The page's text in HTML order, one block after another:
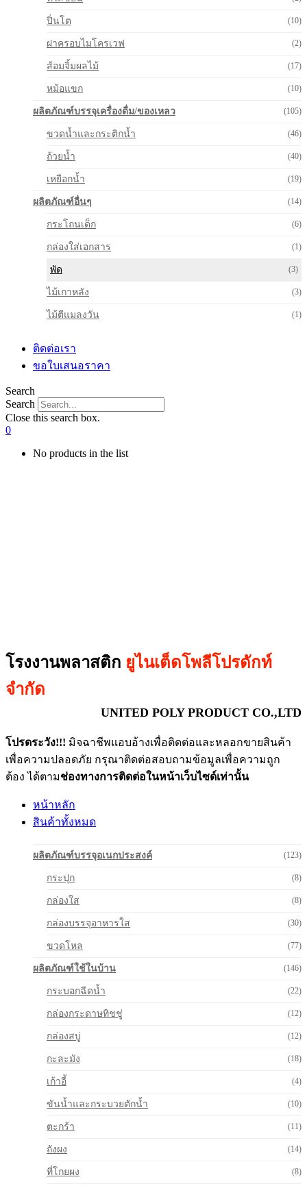
ปิ่นโต (10)
ฝาครอบไมโครเวฟ (2)
ส้อมจิ้มผลไม้ (17)
หม้อแขก (10)
ผลิตภัณฑ์บรรจุเครื่องดื่ม/ของเหลว (105)
ขวดน้ำและกระติกน้ำ (46)
ถ้วยน้ำ (40)
เหยือกน้ำ (19)
ผลิตภัณฑ์อื่นๆ (14)
กระโถนเด็ก (6)
กล่องใส่เอกสาร (1)
พัด (3)
ไม้เกาหลัง (3)
ไม้ตีแมลงวัน (1)
ติดต่อเรา
ขอใบเสนอราคา
Search
Search
Close this search box.
0
No products in the list
โรงงานพลาสติก ยูไนเต็ดโพลีโปรดักท์
จำกัด
UNITED POLY PRODUCT CO.,LTD
โปรดระวัง!!! มิจฉาชีพแอบอ้างเพื่อติดต่อและหลอกขายสินค้า
เพื่อความปลอดภัย กรุณาติดต่อสอบถามข้อมูลเพื่อความถูก
ต้อง ได้ตามช่องทางการติดต่อในหน้าเว็บไซด์เท่านั้น
หน้าหลัก
สินค้าทั้งหมด
ผลิตภัณฑ์บรรจุอเนกประสงค์ (123)
กระปุก (8)
กล่องใส (8)
กล่องบรรจุอาหารใส (30)
ขวดโหล (77)
ผลิตภัณฑ์ใช้ในบ้าน (146)
กระบอกฉีดน้ำ (22)
กล่องกระดาษทิชชู่ (12)
กล่องสบู่ (12)
กะละมัง (18)
เก้าอี้ (4)
ขันน้ำและกระบวยตักน้ำ (10)
ตะกร้า (11)
ถังผง (14)
ที่โกยผง (8)